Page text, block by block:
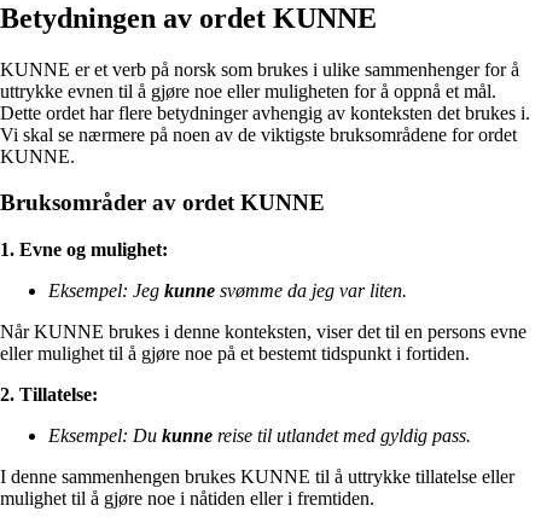
Betydningen av ordet KUNNE
KUNNE er et verb på norsk som brukes i ulike sammenhenger for å
uttrykke evnen til å gjøre noe eller muligheten for å oppnå et mål.
Dette ordet har flere betydninger avhengig av konteksten det brukes i.
Vi skal se nærmere på noen av de viktigste bruksområdene for ordet
KUNNE.
Bruksområder av ordet KUNNE
1. Evne og mulighet:
Eksempel: Jeg kunne svømme da jeg var liten.
Når KUNNE brukes i denne konteksten, viser det til en persons evne
eller mulighet til å gjøre noe på et bestemt tidspunkt i fortiden.
2. Tillatelse:
Eksempel: Du kunne reise til utlandet med gyldig pass.
I denne sammenhengen brukes KUNNE til å uttrykke tillatelse eller
mulighet til å gjøre noe i nåtiden eller i fremtiden.